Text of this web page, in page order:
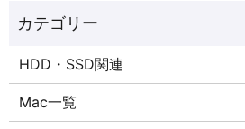
HDD・SSD関連
Mac一覧